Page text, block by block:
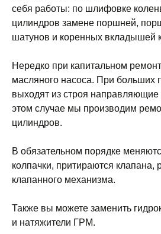
себя работы: по шлифовке
цилиндров замене поршней,
шатунов и коренных вкладышей
Нередко при капитальном
масляного насоса. При больших
выходят из строя направляющие
этом случае мы производим
цилиндров.
В обязательном порядке
колпачки, притираются клапана,
клапанного механизма.
Также вы можете заменить
и натяжители ГРМ.